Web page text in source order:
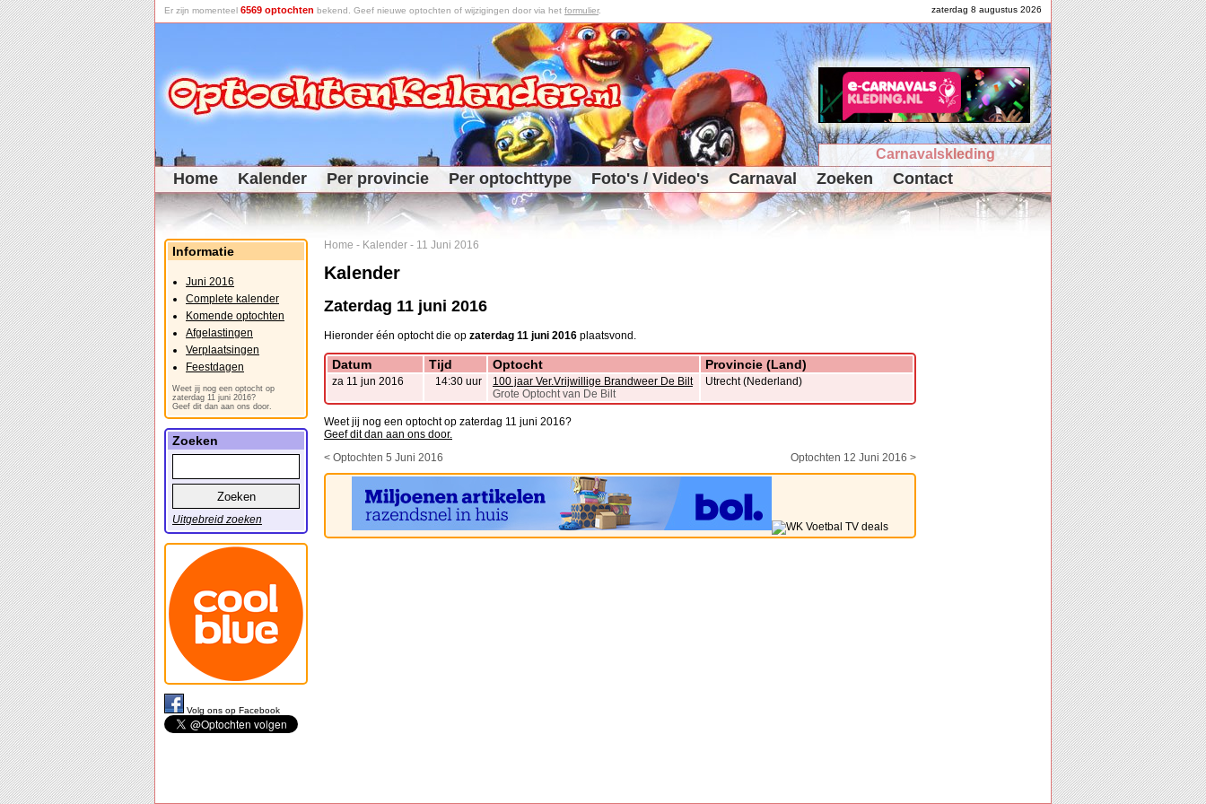
zaterdag 8 augustus 2026
Er zijn momenteel 6569 optochten bekend. Geef nieuwe optochten of wijzigingen door via het formulier.
Carnavalskleding
Home Kalender Per provincie Per optochttype Foto's / Video's Carnaval Zoeken Contact
Home - Kalender - 11 Juni 2016
Kalender
Zaterdag 11 juni 2016
Hieronder één optocht die op zaterdag 11 juni 2016 plaatsvond.
Datum Tijd Optocht Provincie (Land)
za 11 jun 2016 14:30 uur
100 jaar Ver.Vrijwillige Brandweer De Bilt
Grote Optocht van De Bilt
Utrecht (Nederland)
Weet jij nog een optocht op zaterdag 11 juni 2016?
Geef dit dan aan ons door.
< Optochten 5 Juni 2016
Optochten 12 Juni 2016 >
Informatie
Juni 2016
Complete kalender
Komende optochten
Afgelastingen
Verplaatsingen
Feestdagen
Weet jij nog een optocht op
zaterdag 11 juni 2016?
Geef dit dan aan ons door.
Zoeken
Uitgebreid zoeken
Volg ons op Facebook